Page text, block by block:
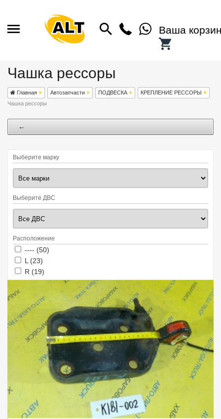
Ваша
Чашка рессоры
Главная Автозапчасти ПОДВЕСКА
КРЕПЛЕНИЕ РЕССОРЫ
Чашка рессоры
←
Выберите марку
Выберите ДВС
Расположение
Apply ---- filter
---- (50)
Apply L filter
L (23)
Apply R filter
R (19)